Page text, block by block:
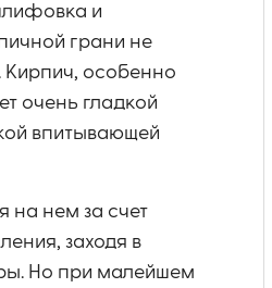
и
грани не
Кирпич, особенно
очень гладкой
впитывающей
на нем за счет
заходя в
Но при малейшем